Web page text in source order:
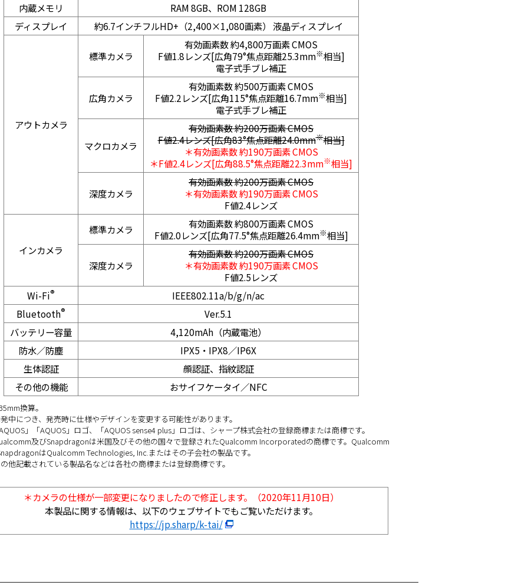
内蔵メモリ
RAM 8GB、ROM 128GB
ディスプレイ
約6.7インチフルHD+（2,400×1,080画素） 液晶ディスプレイ
アウトカメラ
標準カメラ
有効画素数 約4,800万画素 CMOS
F値1.8レンズ[広角79°焦点距離25.3mm※相当]
電子式手ブレ補正
広角カメラ
有効画素数 約500万画素 CMOS
F値2.2レンズ[広角115°焦点距離16.7mm※相当]
電子式手ブレ補正
マクロカメラ
有効画素数 約200万画素 CMOS
F値2.4レンズ[広角83°焦点距離24.0mm※相当]
＊有効画素数 約190万画素 CMOS
＊F値2.4レンズ[広角88.5°焦点距離22.3mm※相当]
深度カメラ
有効画素数 約200万画素 CMOS
＊有効画素数 約190万画素 CMOS
F値2.4レンズ
インカメラ
標準カメラ
有効画素数 約800万画素 CMOS
F値2.0レンズ[広角77.5°焦点距離26.4mm※相当]
深度カメラ
有効画素数 約200万画素 CMOS
＊有効画素数 約190万画素 CMOS
F値2.5レンズ
Wi-Fi®
IEEE802.11a/b/g/n/ac
Bluetooth®
Ver.5.1
バッテリー容量
4,120mAh（内蔵電池）
防水／防塵
IPX5・IPX8／IP6X
生体認証
顔認証、指紋認証
その他の機能
おサイフケータイ／NFC
換算。
中につき、発売時に仕様やデザインを変更する可能性があります。
」「AQUOS」ロゴ、「AQUOS sense4 plus」ロゴは、シャープ株式会社の登録商標または商標です。
及びSnapdragonは米国及びその他の国々で登録されたQualcomm Incorporatedの商標です。Qualcomm
はQualcomm Technologies, Inc.またはその子会社の製品です。
他記載されている製品名などは各社の商標または登録商標です。
＊カメラの仕様が一部変更になりましたので修正します。（2020年11月10日）
本製品に関する情報は、以下のウェブサイトでもご覧いただけます。
https://jp.sharp/k-tai/